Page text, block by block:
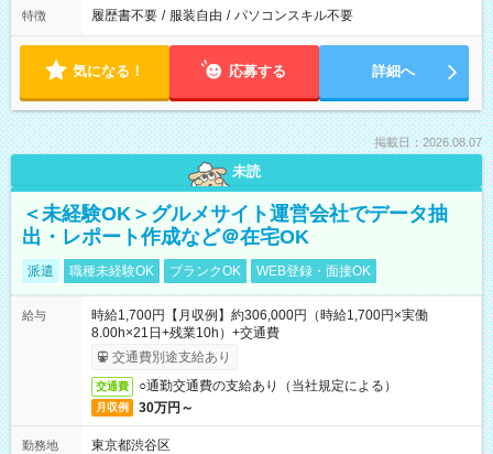
特徴 履歴書不要 / 服装自由 / パソコンスキル不要
気になる！ 応募する 詳細へ
掲載日：2026.08.07
未読
＜未経験OK＞グルメサイト運営会社でデータ抽
出・レポート作成など＠在宅OK
派遣 職種未経験OK ブランクOK WEB登録・面接OK
給与
時給1,700円【月収例】約306,000円（時給1,700円×実働
8.00h×21日+残業10h）+交通費
交通費別途支給あり
交通費 ○通勤交通費の支給あり（当社規定による）
月収例 30万円～
勤務地
東京都渋谷区